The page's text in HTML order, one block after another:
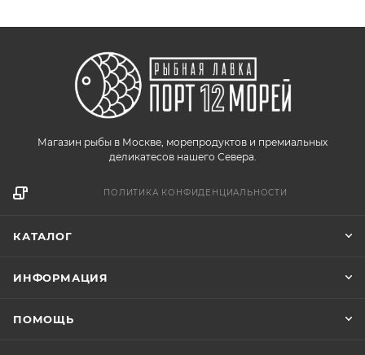
Магазин рыбы в Москве, морепродуктов и премиальных
деликатесов нашего Севера.
ПОЛИТИКА КОНФИДЕНЦИАЛЬНОСТИ
КАТАЛОГ
ИНФОРМАЦИЯ
ПОМОЩЬ